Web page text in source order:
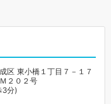
区 東小橋１丁目７－１７
２０２号
3分)